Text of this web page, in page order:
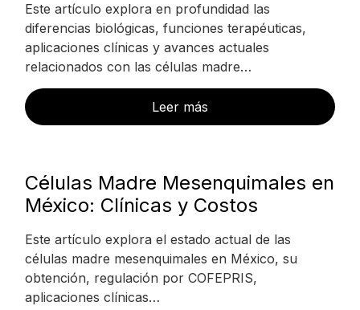
Este artículo explora en profundidad las
diferencias biológicas, funciones terapéuticas,
aplicaciones clínicas y avances actuales
relacionados con las células madre…
Leer más
Células Madre Mesenquimales en
México: Clínicas y Costos
Este artículo explora el estado actual de las
células madre mesenquimales en México, su
obtención, regulación por COFEPRIS,
aplicaciones clínicas…